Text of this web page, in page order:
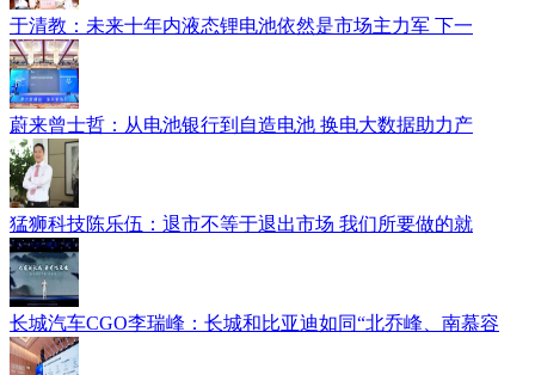
于清教：未来十年内液态锂电池依然是市场主力军 下一
蔚来曾士哲：从电池银行到自造电池 换电大数据助力产
猛狮科技陈乐伍：退市不等于退出市场 我们所要做的就
长城汽车CGO李瑞峰：长城和比亚迪如同“北乔峰、南慕容